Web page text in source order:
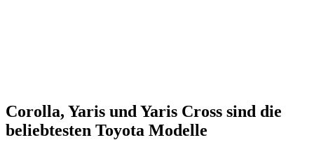
Corolla, Yaris und Yaris Cross sind die
beliebtesten Toyota Modelle